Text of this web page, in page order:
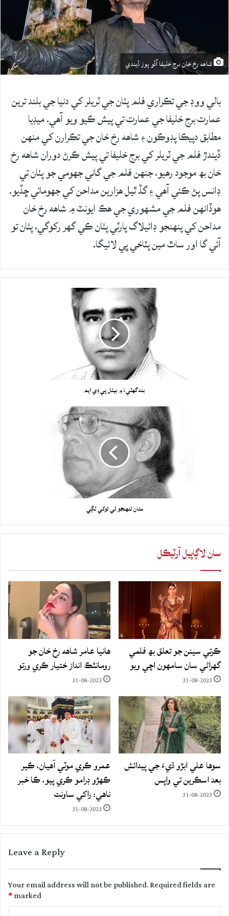
شاهه رخ خان برج خليفا آڏو پوز ڏيندي
بالي ووڊ جي تڪراري فلم پٺان جي ٽريلر کي دنيا جي بلند ترين
عمارت برج خليفا جي عمارت تي پيش ڪيو ويو آهي. ميڊيا
مطابق دپيڪا پڊوڪون ۽ شاهه رخ خان جي تڪرارن کي منهن
ڏيندڙ فلم جي ٽريلر کي برج خليفا تي پيش ڪرڻ دوران شاهه رخ
خان بھ موجود رهيو، جنهن فلم جي گاني جهومي جو پٺان تي
ڊانس پڻ ڪئي آهي ۽ گڏ ٿيل هزارين مداحن کي جهومائي ڇڏيو.
هوڏانهن فلم جي مشهوري جي هڪ ايونٽ ۾ شاهه رخ خان
مداحن کي پنهنجو ڊائيلاگ پارٽي پٺان ڪي گهر رکوگي، پٺان تو
آئي گا اور ساٿ مين پٽاخي ڀي لائيگا.
بند گھٽيءَ ۾ بيٺل پي ڊي ايم
متان تنھنجو ئي توکي لڳي
سان لاڳاپيل آرٽيڪل
ڪرتي سينن جو تعلق بھ فلمي
گهراڻي سان سامهون اچي ويو
31-08-2023
هانيا عامر شاهه رخ خان جو
رومانٽڪ انداز ختيار ڪري ورتو
31-08-2023
سوها علي ابڙو ڌيءَ جي پيدائش
بعد اسڪرين تي واپس
31-08-2023
عمرو ڪري موٽي آهيان، ڪير
ڪهڙو ڊرامو ڪري پيو، ڪا خبر
ناهي: راکي ساونت
31-08-2023
Leave a Reply
Your email address will not be published.Required fields are
marked
*